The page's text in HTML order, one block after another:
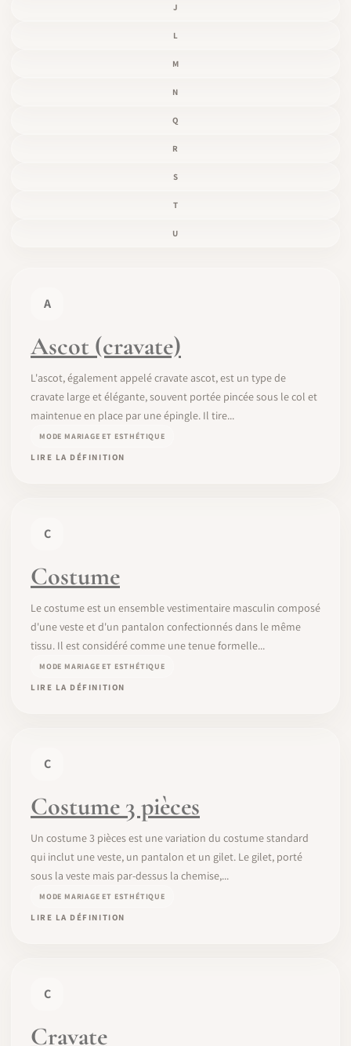
J
L
M
N
Q
R
S
T
U
A
Ascot (cravate)
L'ascot, également appelé cravate ascot, est un type de
cravate large et élégante, souvent portée pincée sous le col et
maintenue en place par une épingle. Il tire...
MODE MARIAGE ET ESTHÉTIQUE
LIRE LA DÉFINITION
C
Costume
Le costume est un ensemble vestimentaire masculin composé
d'une veste et d'un pantalon confectionnés dans le même
tissu. Il est considéré comme une tenue formelle...
MODE MARIAGE ET ESTHÉTIQUE
LIRE LA DÉFINITION
C
Costume 3 pièces
Un costume 3 pièces est une variation du costume standard
qui inclut une veste, un pantalon et un gilet. Le gilet, porté
sous la veste mais par-dessus la chemise,...
MODE MARIAGE ET ESTHÉTIQUE
LIRE LA DÉFINITION
C
Cravate